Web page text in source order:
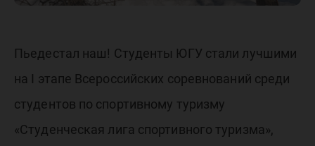
Пьедестал наш! Студенты ЮГУ стали лучшими
на I этапе Всероссийских соревнований среди
студентов по спортивному туризму
«Студенческая лига спортивного туризма»,